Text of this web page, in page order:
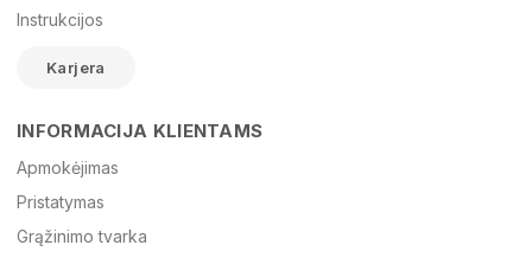
Žinutė
Instrukcijos
Karjera
INFORMACIJA KLIENTAMS
Apmokėjimas
Pristatymas
Grąžinimo tvarka